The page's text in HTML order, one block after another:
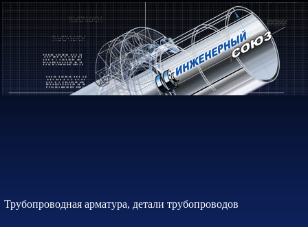
Трубопроводная арматура, детали трубопроводов